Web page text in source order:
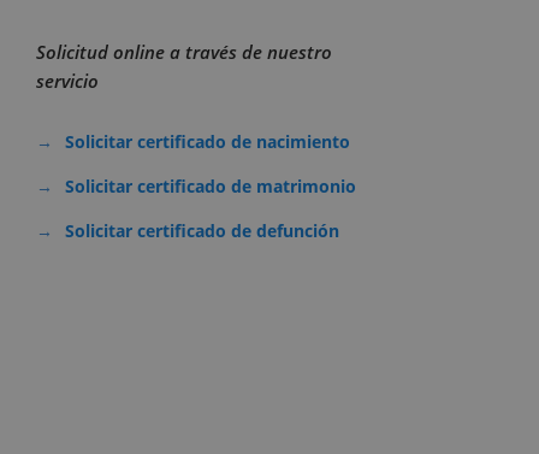
Solicitud online a través de nuestro
servicio
Solicitar certificado de nacimiento
Solicitar certificado de matrimonio
Solicitar certificado de defunción